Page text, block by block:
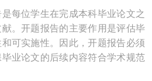
每位学生在完成本科毕业论文之
。开题报告的主要作用是评估毕
可实施性。因此，开题报告必须
业论文的后续内容符合学术规范